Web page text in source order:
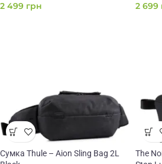
2 499 грн 2 699
Сумка Thule – Aion Sling Bag 2L
The